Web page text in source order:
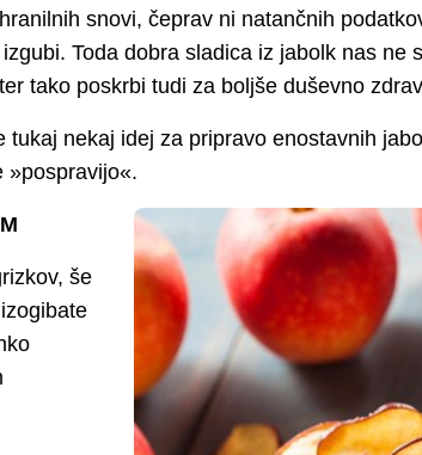
snovi, čeprav ni natančnih
Toda dobra sladica iz jabolk nas ne
tako poskrbi tudi za boljše duševno
tukaj nekaj idej za pripravo enostavnih
»pospravijo«.
še